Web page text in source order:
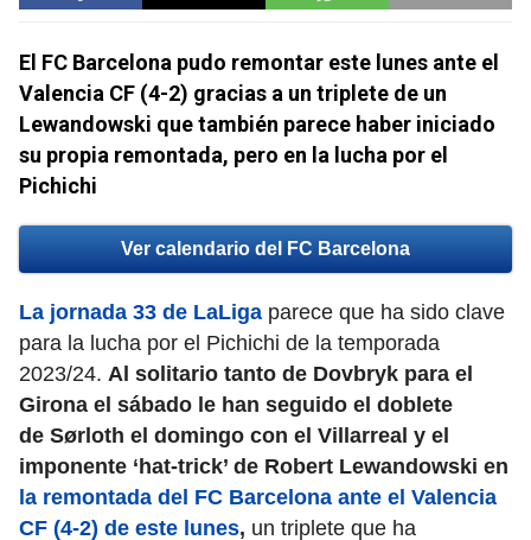
El FC Barcelona pudo remontar este lunes ante el
Valencia CF (4-2) gracias a un triplete de un
Lewandowski que también parece haber iniciado
su propia remontada, pero en la lucha por el
Pichichi
Ver calendario del FC Barcelona
La jornada 33 de LaLiga parece que ha sido clave
para la lucha por el Pichichi de la temporada
2023/24. Al solitario tanto de Dovbryk para el
Girona el sábado le han seguido el doblete
de Sørloth el domingo con el Villarreal y el
imponente ‘hat-trick’ de Robert Lewandowski en
la remontada del FC Barcelona ante el Valencia
CF (4-2) de este lunes, un triplete que ha